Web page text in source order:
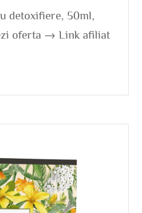
detoxifiere, 50ml,
oferta → Link afiliat